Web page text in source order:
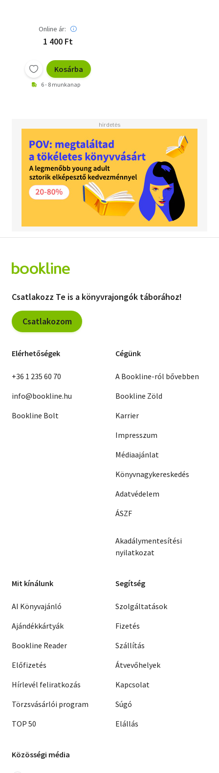
Online ár:
1 400 Ft
Kosárba
6 - 8 munkanap
Csatlakozz Te is a könyvrajongók táborához!
Csatlakozom
Elérhetőségek
+36 1 235 60 70
info@bookline.hu
Bookline Bolt
Cégünk
A Bookline-ról bővebben
Bookline Zöld
Karrier
Impresszum
Médiaajánlat
Könyvnagykereskedés
Adatvédelem
ÁSZF
Akadálymentesítési
nyilatkozat
Mit kínálunk
AI Könyvajánló
Ajándékkártyák
Bookline Reader
Előfizetés
Hírlevél feliratkozás
Törzsvásárlói program
TOP 50
Segítség
Szolgáltatások
Fizetés
Szállítás
Átvevőhelyek
Kapcsolat
Súgó
Elállás
Közösségi média